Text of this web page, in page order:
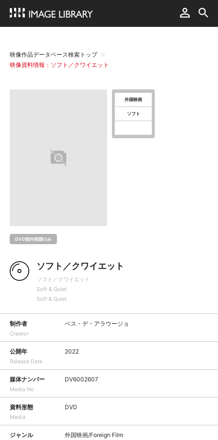
映像作品データベース検索トップ
映像資料情報：ソフト／クワイエット
DVD館内視聴のみ
外国映画
ソフト
ソフト／クワイエット
ソフト／クワイエット
Soft & Quiet
Soft & Quiet
制作者
Creator
ベス・デ・アラウージョ
公開年
Release Date
2022
媒体ナンバー
Media No
DV6002607
資料形態
Media
DVD
ジャンル 外国映画/Foreign Film